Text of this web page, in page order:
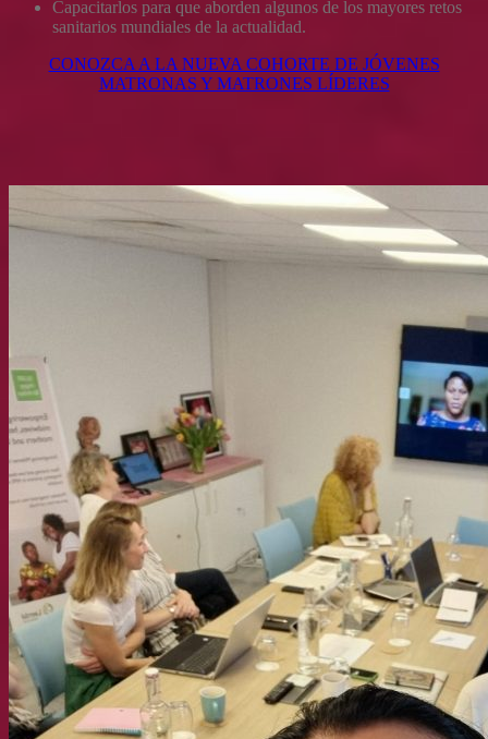
Capacitarlos para que aborden algunos de los mayores retos
sanitarios mundiales de la actualidad.
CONOZCA A LA NUEVA COHORTE DE JÓVENES
MATRONAS Y MATRONES LÍDERES